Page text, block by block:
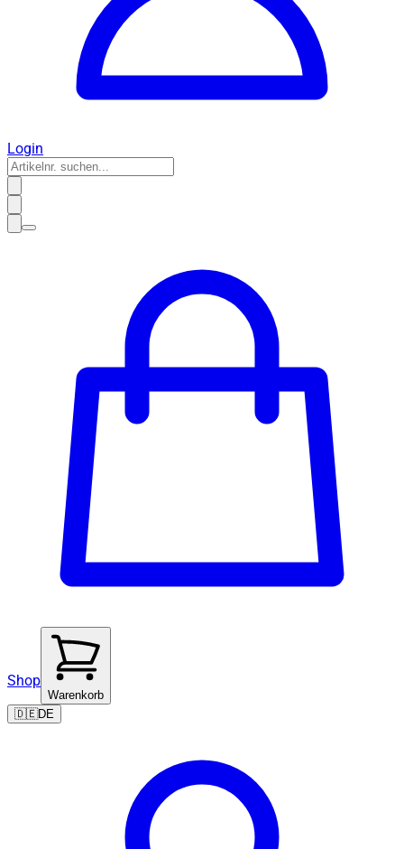
Login
Shop
Warenkorb
🇩🇪DE